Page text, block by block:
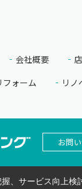
会社概要
フォーム
リノ
お問
、サービス向上